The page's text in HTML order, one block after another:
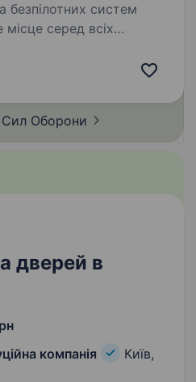
безпілотних систем
серед всіх
Сил Оборони
дверей в
компанія
Київ,